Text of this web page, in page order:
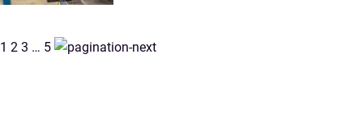
1 2 3 … 5